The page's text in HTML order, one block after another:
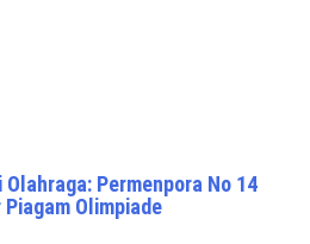
Permenpora No 14
Olimpiade